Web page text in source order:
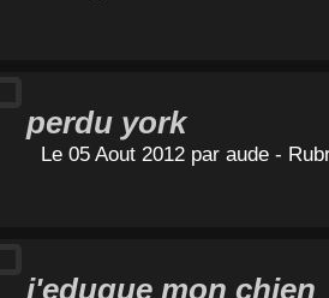
perdu york
Le 05 Aout 2012 par aude -
j'eduque mon chien